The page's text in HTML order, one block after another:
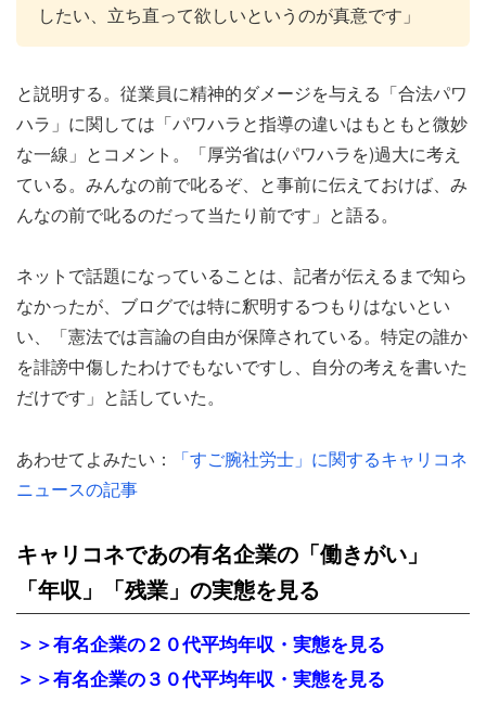
したい、立ち直って欲しいというのが真意です」
と説明する。従業員に精神的ダメージを与える「合法パワ
ハラ」に関しては「パワハラと指導の違いはもともと微妙
な一線」とコメント。「厚労省は(パワハラを)過大に考え
ている。みんなの前で叱るぞ、と事前に伝えておけば、み
んなの前で叱るのだって当たり前です」と語る。
ネットで話題になっていることは、記者が伝えるまで知ら
なかったが、ブログでは特に釈明するつもりはないとい
い、「憲法では言論の自由が保障されている。特定の誰か
を誹謗中傷したわけでもないですし、自分の考えを書いた
だけです」と話していた。
あわせてよみたい：
「すご腕社労士」に関するキャリコネ
ニュースの記事
キャリコネであの有名企業の「働きがい」
「年収」「残業」 の実態を見る
＞＞有名企業の２０代平均年収・実態を見る
＞＞有名企業の３０代平均年収・実態を見る